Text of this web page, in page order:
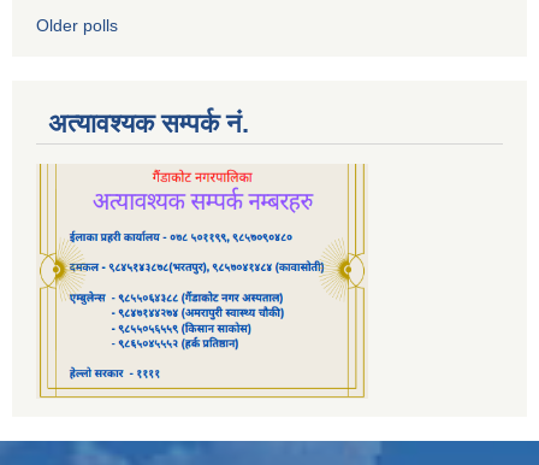
Older polls
अत्यावश्यक सम्पर्क नं.